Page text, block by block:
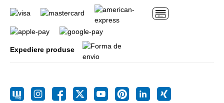
Expediere produse